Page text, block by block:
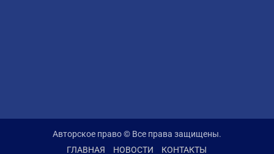
Авторское право © Все права защищены.
ГЛАВНАЯ
НОВОСТИ КОНТАКТЫ